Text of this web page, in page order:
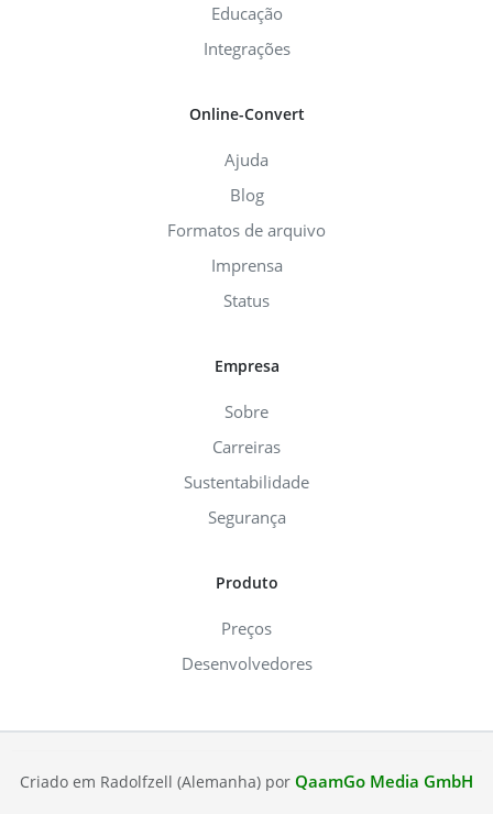
Educação
Integrações
Online-Convert
Ajuda
Blog
Formatos de arquivo
Imprensa
Status
Empresa
Sobre
Carreiras
Sustentabilidade
Segurança
Produto
Preços
Desenvolvedores
Criado em Radolfzell (Alemanha) por QaamGo Media GmbH